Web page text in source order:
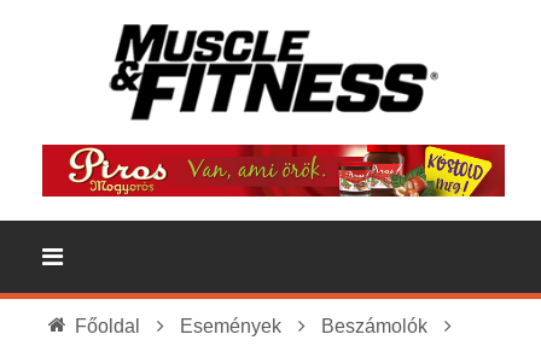
Főoldal Események Beszámolók